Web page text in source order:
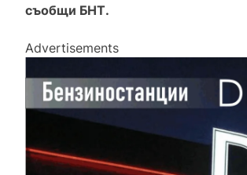
съобщи БНТ.
Advertisements